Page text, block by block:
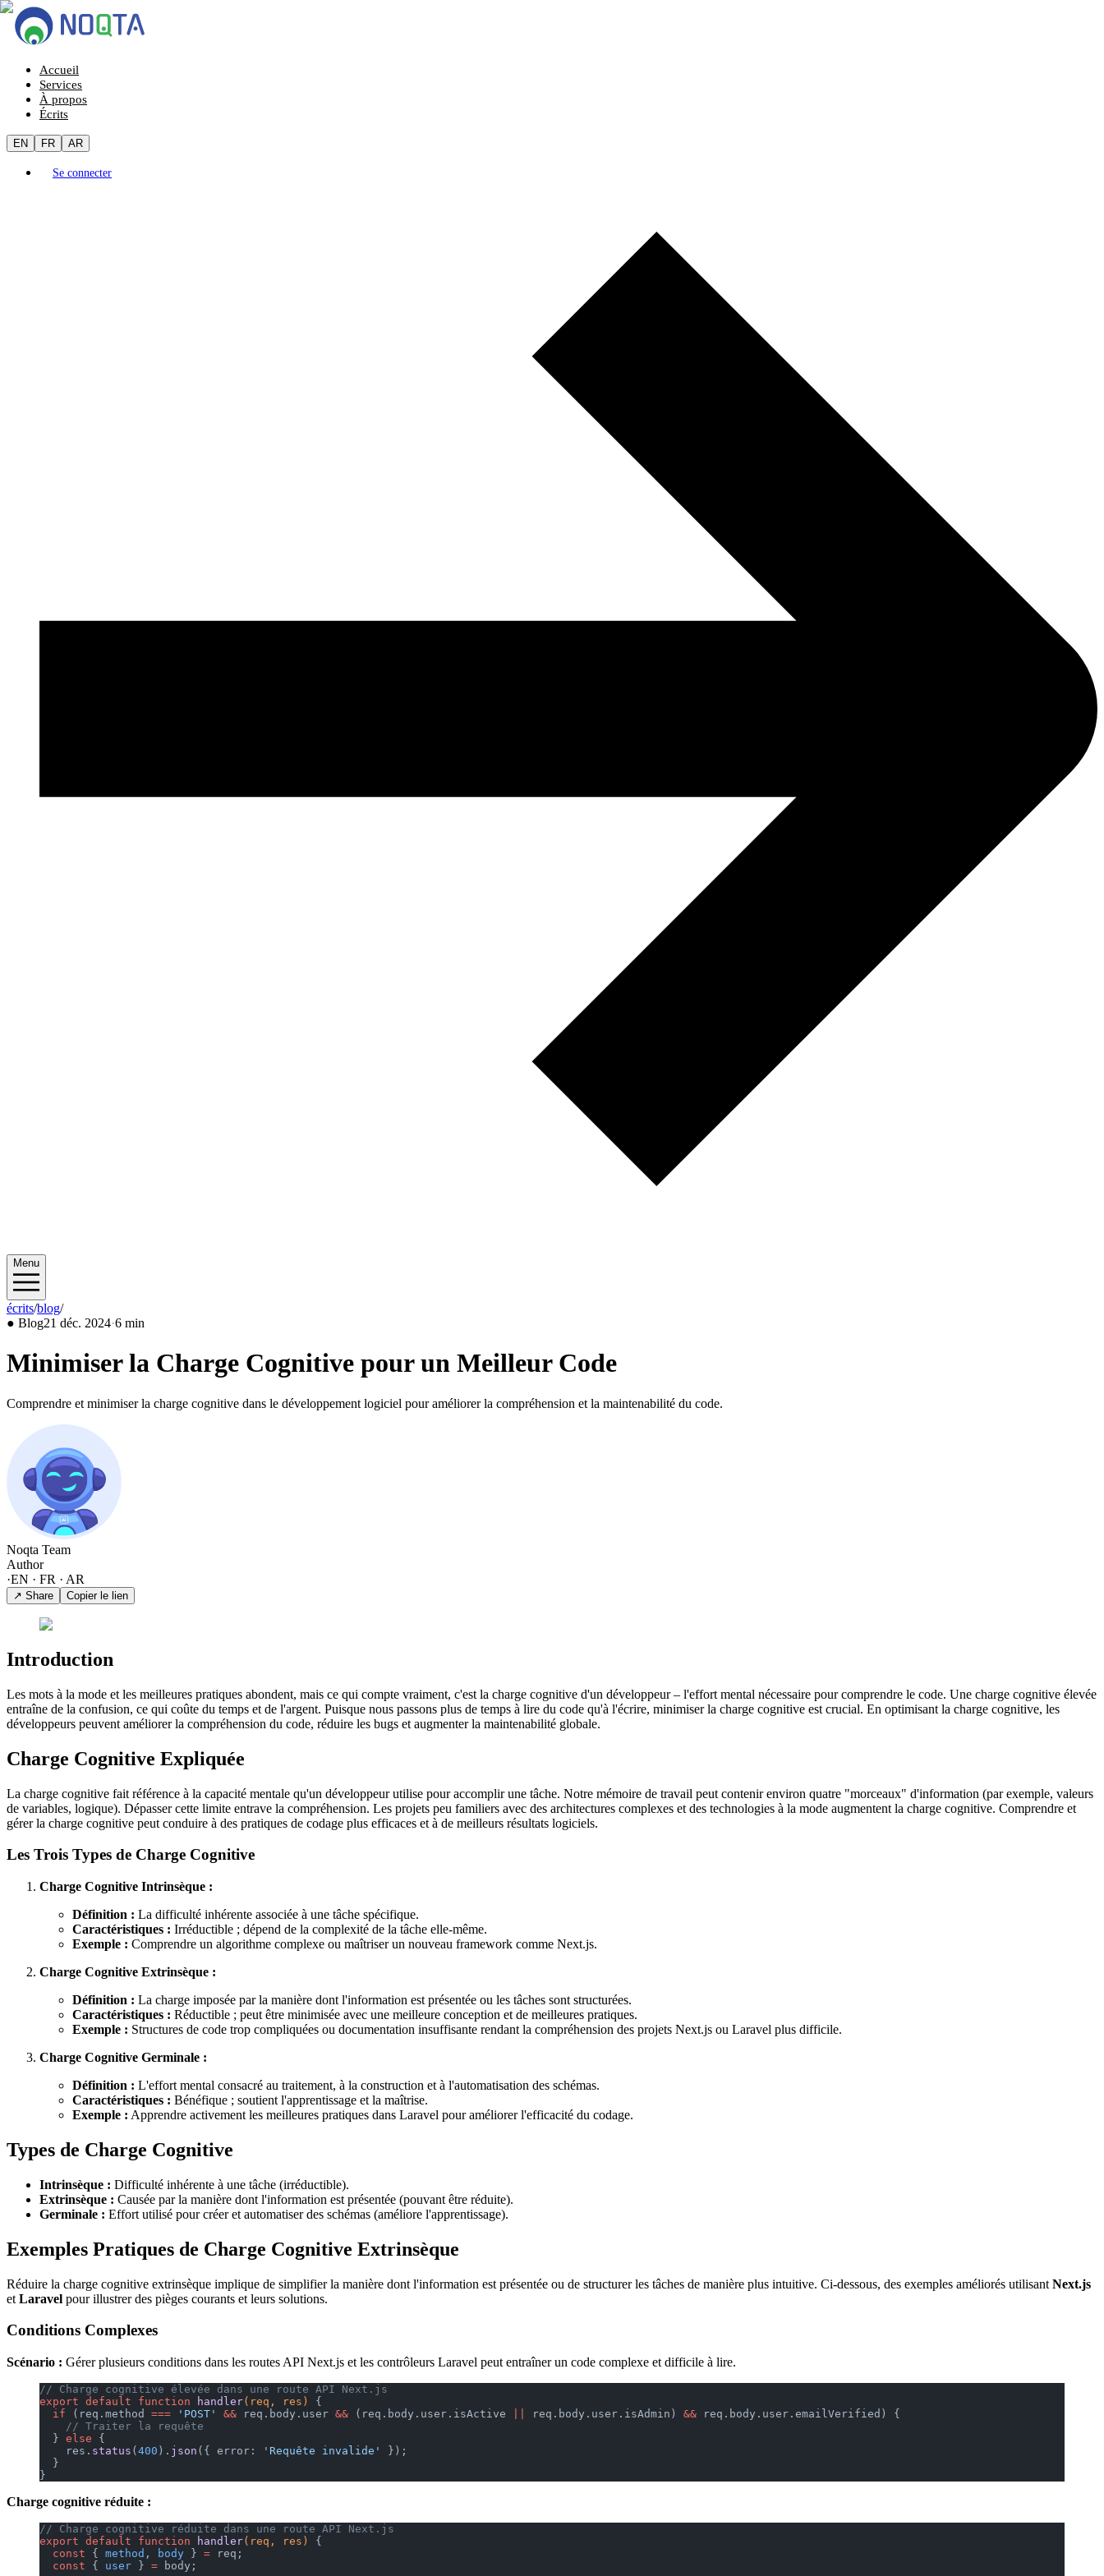
Accueil
Services
À propos
Écrits
EN FR AR
Se connecter
Menu
écrits/blog/2024/12
● Blog21 déc. 2024·6 min
Minimiser la Charge Cognitive pour un Meilleur Code
Comprendre et minimiser la charge cognitive dans le développement logiciel pour améliorer la compréhension et la maintenabilité du code.
Noqta Team
Author
·EN · FR · AR
↗ Share Copier le lien
Introduction
Les mots à la mode et les meilleures pratiques abondent, mais ce qui compte vraiment, c'est la charge cognitive d'un développeur – l'effort mental nécessaire pour comprendre le code. Une charge cognitive élevée
entraîne de la confusion, ce qui coûte du temps et de l'argent. Puisque nous passons plus de temps à lire du code qu'à l'écrire, minimiser la charge cognitive est crucial. En optimisant la charge cognitive, les
développeurs peuvent améliorer la compréhension du code, réduire les bugs et augmenter la maintenabilité globale.
Charge Cognitive Expliquée
La charge cognitive fait référence à la capacité mentale qu'un développeur utilise pour accomplir une tâche. Notre mémoire de travail peut contenir environ quatre "morceaux" d'information (par exemple, valeurs
de variables, logique). Dépasser cette limite entrave la compréhension. Les projets peu familiers avec des architectures complexes et des technologies à la mode augmentent la charge cognitive. Comprendre et
gérer la charge cognitive peut conduire à des pratiques de codage plus efficaces et à de meilleurs résultats logiciels.
Les Trois Types de Charge Cognitive
Charge Cognitive Intrinsèque :
Définition : La difficulté inhérente associée à une tâche spécifique.
Caractéristiques : Irréductible ; dépend de la complexité de la tâche elle-même.
Exemple : Comprendre un algorithme complexe ou maîtriser un nouveau framework comme Next.js.
Charge Cognitive Extrinsèque :
Définition : La charge imposée par la manière dont l'information est présentée ou les tâches sont structurées.
Caractéristiques : Réductible ; peut être minimisée avec une meilleure conception et de meilleures pratiques.
Exemple : Structures de code trop compliquées ou documentation insuffisante rendant la compréhension des projets Next.js ou Laravel plus difficile.
Charge Cognitive Germinale :
Définition : L'effort mental consacré au traitement, à la construction et à l'automatisation des schémas.
Caractéristiques : Bénéfique ; soutient l'apprentissage et la maîtrise.
Exemple : Apprendre activement les meilleures pratiques dans Laravel pour améliorer l'efficacité du codage.
Types de Charge Cognitive
Intrinsèque : Difficulté inhérente à une tâche (irréductible).
Extrinsèque : Causée par la manière dont l'information est présentée (pouvant être réduite).
Germinale : Effort utilisé pour créer et automatiser des schémas (améliore l'apprentissage).
Exemples Pratiques de Charge Cognitive Extrinsèque
Réduire la charge cognitive extrinsèque implique de simplifier la manière dont l'information est présentée ou de structurer les tâches de manière plus intuitive. Ci-dessous, des exemples améliorés utilisant Next.js
et Laravel pour illustrer des pièges courants et leurs solutions.
Conditions Complexes
Scénario : Gérer plusieurs conditions dans les routes API Next.js et les contrôleurs Laravel peut entraîner un code complexe et difficile à lire.
// Charge cognitive élevée dans une route API Next.js
export default function handler(req, res) {
  if
(req.method === 'POST' && req.body.user && (req.body.user.isActive req.body.user.isAdmin) && req.body.user.emailVerified) {
    // Traiter la requête
  }
else {
    res.
status ( 400 ). json ({ error: 'Requête invalide'
});
  }
}
Charge cognitive réduite :
// Charge cognitive réduite dans une route API Next.js
export default function handler(req, res) {
  const
{ method , body } = req;
  const
{ user } = body;